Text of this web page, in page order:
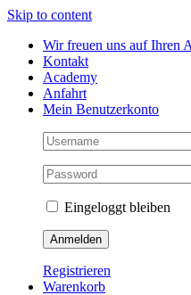
Skip to content
Wir freuen uns auf Ihren
Kontakt
Academy
Anfahrt
Mein Benutzerkonto
Eingeloggt bleiben
Registrieren
Warenkorb